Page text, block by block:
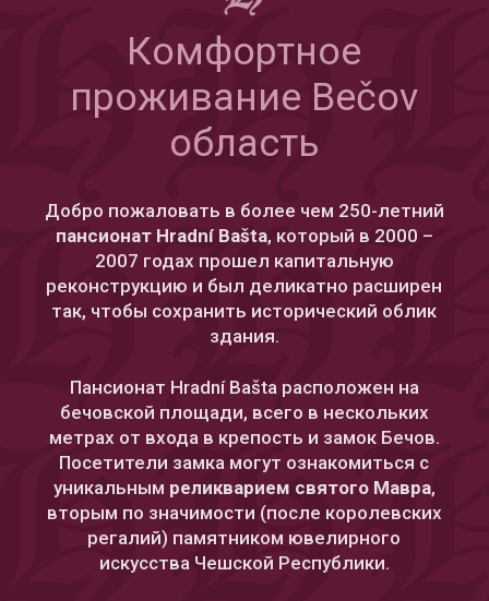
Комфортное
проживание Bečov
область
Добро пожаловать в более чем 250-летний
пансионат Hradní Bašta, который в 2000 –
2007 годах прошел капитальную
реконструкцию и был деликатно расширен
так, чтобы сохранить исторический облик
здания.
Пансионат Hradní Bašta расположен на
бечовской площади, всего в нескольких
метрах от входа в крепость и замок Бечов.
Посетители замка могут ознакомиться с
уникальным реликварием святого Мавра,
вторым по значимости (после королевских
регалий) памятником ювелирного
искусства Чешской Республики.